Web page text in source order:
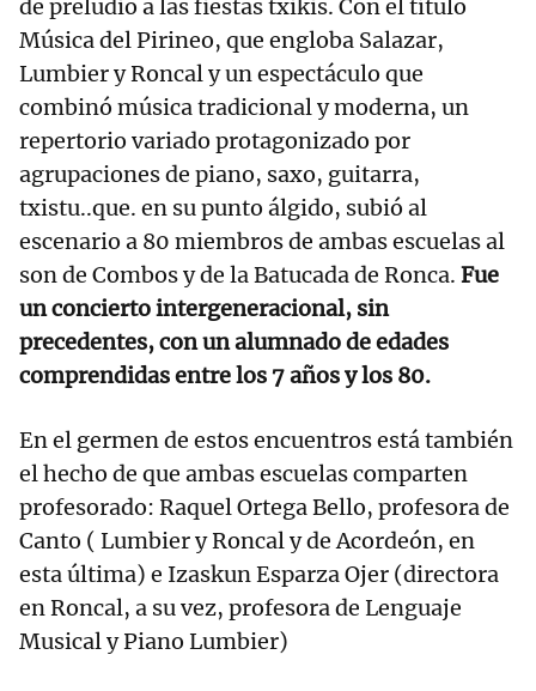
de preludio a las fiestas txikis. Con el título
Música del Pirineo, que engloba Salazar,
Lumbier y Roncal y un espectáculo que
combinó música tradicional y moderna, un
repertorio variado protagonizado por
agrupaciones de piano, saxo, guitarra,
txistu..que. en su punto álgido, subió al
escenario a 80 miembros de ambas escuelas al
son de Combos y de la Batucada de Ronca. Fue
un concierto intergeneracional, sin
precedentes, con un alumnado de edades
comprendidas entre los 7 años y los 80.
En el germen de estos encuentros está también
el hecho de que ambas escuelas comparten
profesorado: Raquel Ortega Bello, profesora de
Canto ( Lumbier y Roncal y de Acordeón, en
esta última) e Izaskun Esparza Ojer (directora
en Roncal, a su vez, profesora de Lenguaje
Musical y Piano Lumbier)